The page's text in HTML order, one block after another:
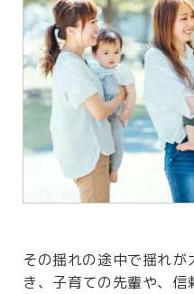
その揺れの途中で揺れが
き、子育ての先輩や、